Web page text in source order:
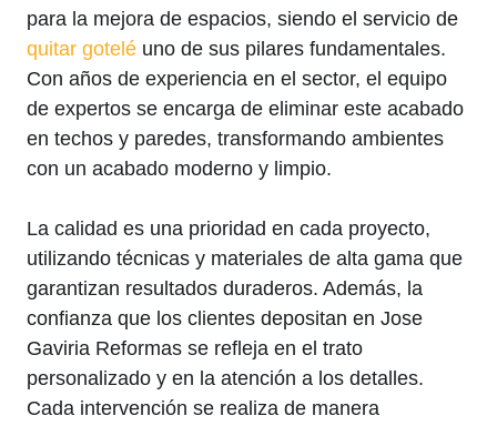
para la mejora de espacios, siendo el servicio de
quitar gotelé uno de sus pilares fundamentales.
Con años de experiencia en el sector, el equipo
de expertos se encarga de eliminar este acabado
en techos y paredes, transformando ambientes
con un acabado moderno y limpio.
La calidad es una prioridad en cada proyecto,
utilizando técnicas y materiales de alta gama que
garantizan resultados duraderos. Además, la
confianza que los clientes depositan en Jose
Gaviria Reformas se refleja en el trato
personalizado y en la atención a los detalles.
Cada intervención se realiza de manera